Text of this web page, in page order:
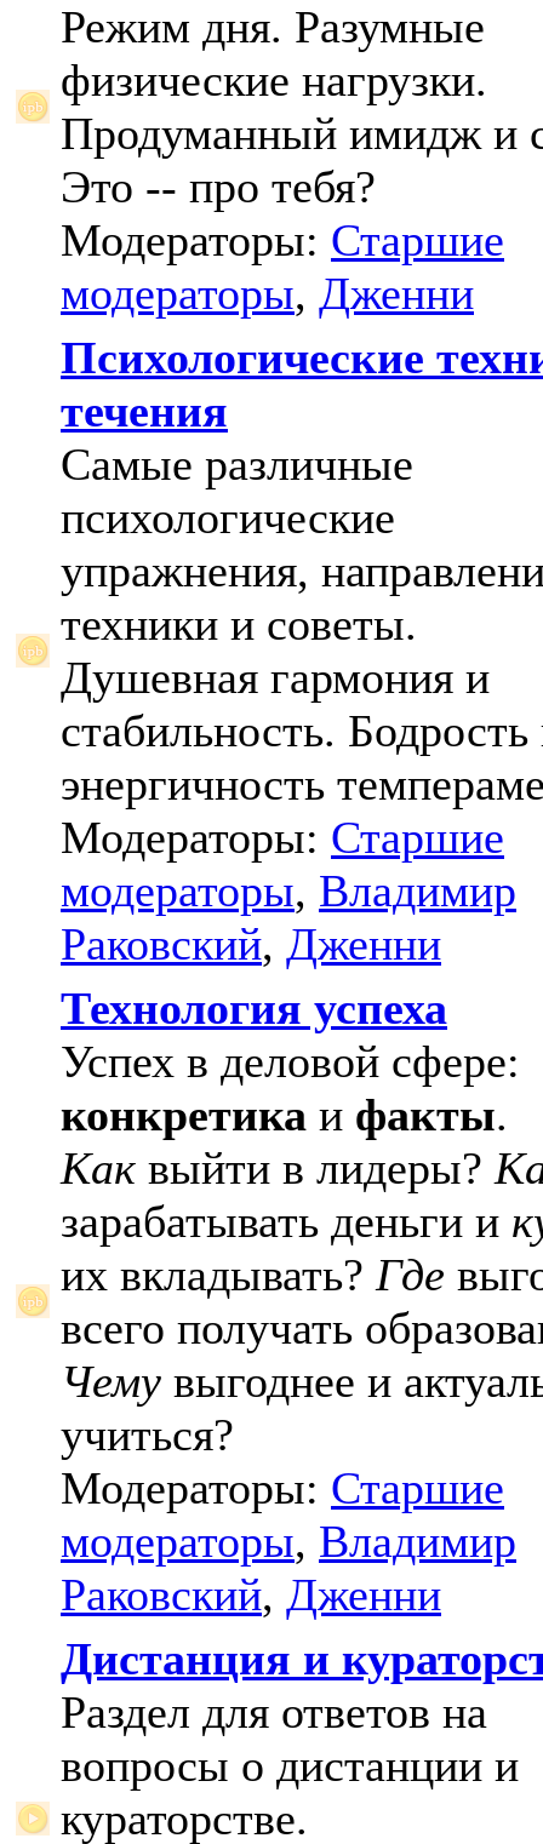
Режим дня. Разумные
физические нагрузки.
Продуманный имидж и
Это -- про тебя?
Модераторы: Старшие
модераторы, Дженни
Психологические
течения
Самые различные
психологические
упражнения,
техники и советы.
Душевная гармония и
стабильность. Бодрость
энергичность
Модераторы: Старшие
модераторы, Владимир
Раковский, Дженни
Технология успеха
Успех в деловой сфере:
конкретика и факты.
Как выйти в лидеры?
зарабатывать деньги и
их вкладывать? Где
всего получать
Чему выгоднее и
учиться?
Модераторы: Старшие
модераторы, Владимир
Раковский, Дженни
Дистанция и
Раздел для ответов на
вопросы о дистанции и
кураторстве.